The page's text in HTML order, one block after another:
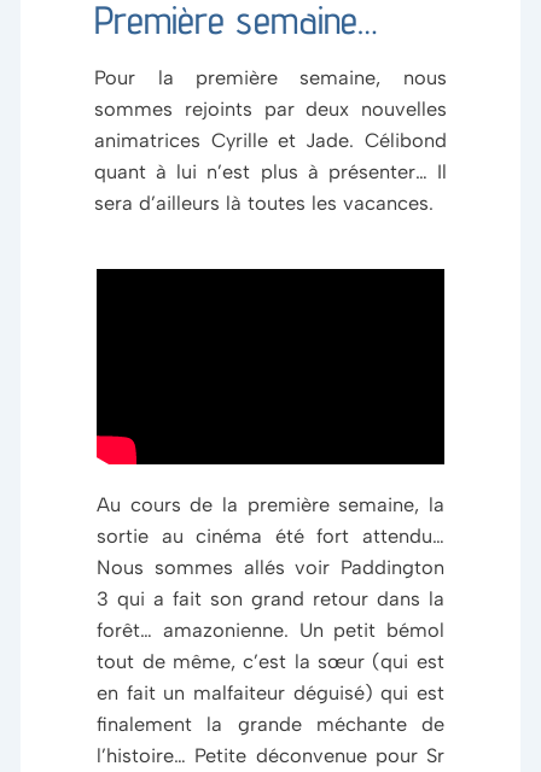
Première semaine…
Pour la première semaine, nous
sommes rejoints par deux nouvelles
animatrices Cyrille et Jade. Célibond
quant à lui n’est plus à présenter… Il
sera d’ailleurs là toutes les vacances.
Au cours de la première semaine, la
sortie au cinéma été fort attendu…
Nous sommes allés voir Paddington
3 qui a fait son grand retour dans la
forêt… amazonienne. Un petit bémol
tout de même, c’est la sœur (qui est
en fait un malfaiteur déguisé) qui est
finalement la grande méchante de
l’histoire… Petite déconvenue pour Sr